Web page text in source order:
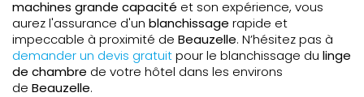
machines grande capacité et son expérience, vous
aurez l'assurance d'un blanchissage rapide et
impeccable à proximité de Beauzelle. N’hésitez pas à
demander un devis gratuitpour le blanchissage du linge
de chambre de votre hôtel dans les environs
de Beauzelle.